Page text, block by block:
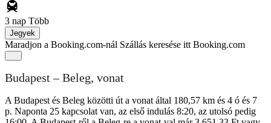
3 nap Több
Jegyek
Maradjon a Booking.com-nál Szállás keresése itt Booking.com
Budapest – Beleg, vonat
A Budapest és Beleg közötti út a vonat által 180,57 km és 4 ó és 7
p. Naponta 25 kapcsolat van, az első indulás 8:20, az utolsó pedig